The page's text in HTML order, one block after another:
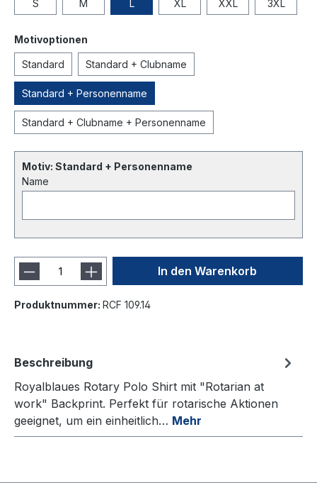
S M L XL XXL 3XL
Motivoptionen
Standard Standard + Clubname
Standard + Personenname
Standard + Clubname + Personenname
Motiv: Standard + Personenname
Name
In den Warenkorb
Produktnummer: RCF 109.14
Beschreibung
Royalblaues Rotary Polo Shirt mit "Rotarian at
work" Backprint. Perfekt für rotarische Aktionen
geeignet, um ein einheitlich… Mehr